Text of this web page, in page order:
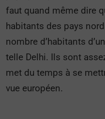
faut quand même dire
habitants des pays
nombre d’habitants
telle Delhi. Ils sont
met du temps à se
vue européen.